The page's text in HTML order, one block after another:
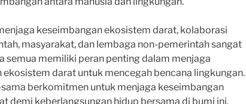
keseimbangan ekosistem darat, kolaborasi
masyarakat, dan lembaga non-pemerintah sangat
semua memiliki peran penting dalam menjaga
ekosistem darat untuk mencegah bencana lingkungan.
berkomitmen untuk menjaga keseimbangan
demi keberlangsungan hidup bersama di bumi ini.